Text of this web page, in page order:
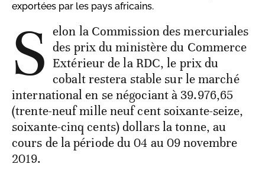
exportées par les pays africains.
S elon la Commission des mercuriales
des prix du ministère du Commerce
Extérieur de la RDC, le prix du
cobalt restera stable sur le marché
international en se négociant à 39.976,65
(trente-neuf mille neuf cent soixante-seize,
soixante-cinq cents) dollars la tonne, au
cours de la période du 04 au 09 novembre
2019.